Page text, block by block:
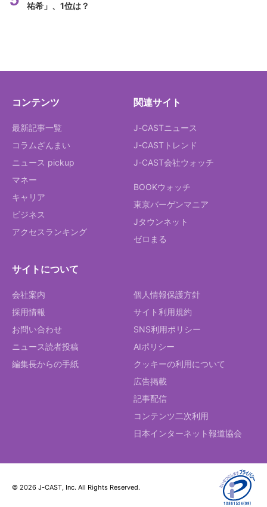
祐希」、1位は？
コンテンツ
最新記事一覧
コラムざんまい
ニュース pickup
マネー
キャリア
ビジネス
アクセスランキング
関連サイト
J-CASTニュース
J-CASTトレンド
J-CAST会社ウォッチ
BOOKウォッチ
東京バーゲンマニア
Jタウンネット
ゼロまる
サイトについて
会社案内
採用情報
お問い合わせ
ニュース読者投稿
編集長からの手紙
個人情報保護方針
サイト利用規約
SNS利用ポリシー
AIポリシー
クッキーの利用について
広告掲載
記事配信
コンテンツ二次利用
日本インターネット報道協会
© 2026 J-CAST, Inc. All Rights Reserved.